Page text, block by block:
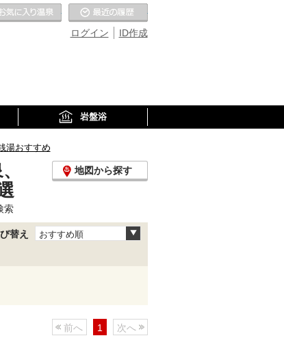
ID作成
ログイン
お気に入りの温泉
岩盤浴
湯おすすめ
地図から探す
索
替え おすすめ順
前へ 1 次へ